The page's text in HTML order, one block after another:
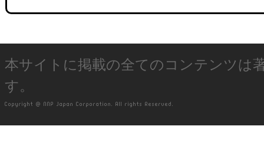
本サイトに掲載の全てのコンテンツは
す。